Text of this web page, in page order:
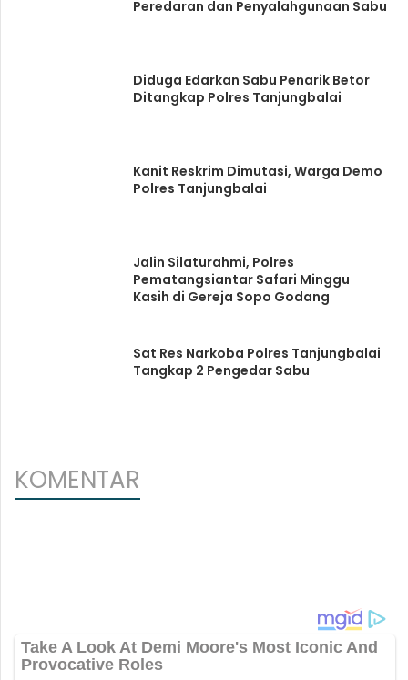
Peredaran dan Penyalahgunaan Sabu
Diduga Edarkan Sabu Penarik Betor
Ditangkap Polres Tanjungbalai
Kanit Reskrim Dimutasi, Warga Demo
Polres Tanjungbalai
Jalin Silaturahmi, Polres
Pematangsiantar Safari Minggu
Kasih di Gereja Sopo Godang
Sat Res Narkoba Polres Tanjungbalai
Tangkap 2 Pengedar Sabu
KOMENTAR